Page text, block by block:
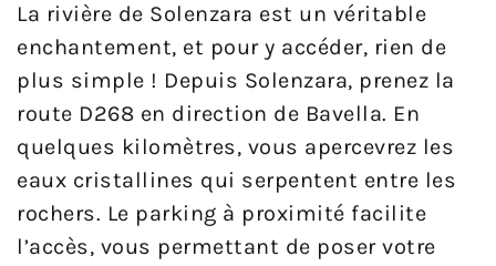
La rivière de Solenzara est un véritable
enchantement, et pour y accéder, rien de
plus simple ! Depuis Solenzara, prenez la
route D268 en direction de Bavella. En
quelques kilomètres, vous apercevrez les
eaux cristallines qui serpentent entre les
rochers. Le parking à proximité facilite
l’accès, vous permettant de poser votre